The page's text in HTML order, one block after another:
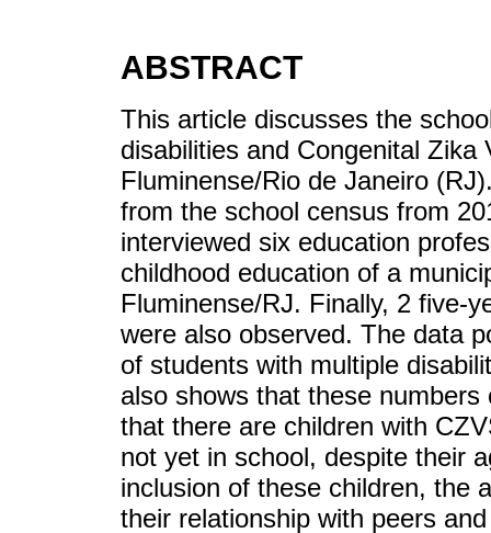
ABSTRACT
This article discusses the
disabilities and Congenital
Fluminense/Rio de Janeiro
from the school census from
interviewed six education
childhood education of a
Fluminense/RJ. Finally, 2 five-
were also observed. The data
of students with multiple
also shows that these
that there are children with
not yet in school, despite their
inclusion of these children, the
their relationship with peers